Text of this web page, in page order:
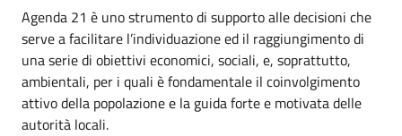
Agenda 21 è uno strumento di supporto alle decisioni che
serve a facilitare l’individuazione ed il raggiungimento di
una serie di obiettivi economici, sociali, e, soprattutto,
ambientali, per i quali è fondamentale il coinvolgimento
attivo della popolazione e la guida forte e motivata delle
autorità locali.